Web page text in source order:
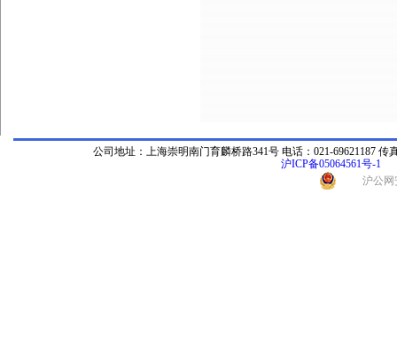
公司地址：上海崇明南门育麟桥路341号 电话：021-69621187 传真
沪ICP备05064561号-1
沪公网